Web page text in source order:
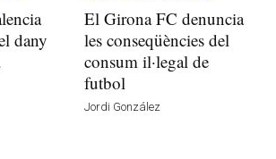
dany
El Girona FC denuncia
les conseqüències del
consum il·legal de
futbol
Jordi González